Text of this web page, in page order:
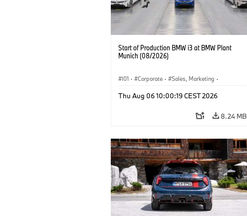
Start of Production BMW i3 at BMW Plant
Munich (08/2026)
I01 · Corporate · Sales, Marketing ·
Thu Aug 06 10:00:19 CEST 2026
8.24 MB